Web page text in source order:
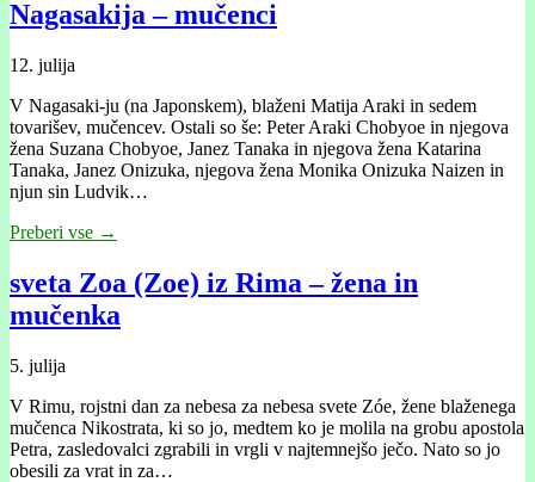
Nagasakija – mučenci
12. julija
V Nagasaki-ju (na Japonskem), blaženi Matija Araki in sedem
tovarišev, mučencev. Ostali so še: Peter Araki Chobyoe in njegova
žena Suzana Chobyoe, Janez Tanaka in njegova žena Katarina
Tanaka, Janez Onizuka, njegova žena Monika Onizuka Naizen in
njun sin Ludvik…
Preberi vse →
sveta Zoa (Zoe) iz Rima – žena in
mučenka
5. julija
V Rimu, rojstni dan za nebesa za nebesa svete Zóe, žene blaženega
mučenca Nikostrata, ki so jo, medtem ko je molila na grobu apostola
Petra, zasledovalci zgrabili in vrgli v najtemnejšo ječo. Nato so jo
obesili za vrat in za…